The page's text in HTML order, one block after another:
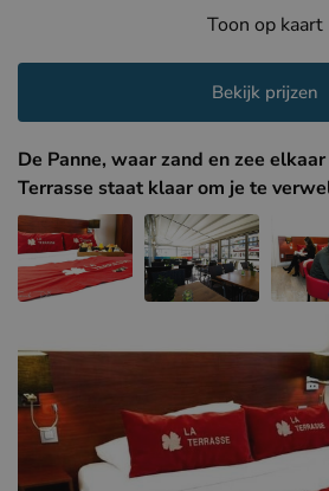
Hotels in Knokke (BE)
Hotels in Brugge (BE)
Hotels in Middelkerke (BE)
Hotels in Sluis (NL)
Hotels in Renesse (NL)
Nederlandse kust
Noord-Franse kust
Reistips en weetjes
Toon op kaart
Bekijk prijzen
De Panne, waar zand en zee
Terrasse staat klaar om je te